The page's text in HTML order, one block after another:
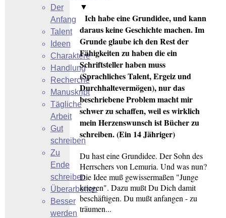
Der
Anfang
Talent
Ideen
Charaktere
Handlung
Recherche
Manuskript
Tägliche
Arbeit
Gut
schreiben
Zu
Ende
schreiben
Überarbeiten
Besser
werden
▼
Ich habe eine Grundidee, und kann
daraus keine Geschichte machen. Im
Grunde glaube ich den Rest der
Fähigkeiten zu haben die ein
Schriftsteller haben muss
(Sprachliches Talent, Ergeiz und
Durchhaltevermögen), nur das
beschriebene Problem macht mir
schwer zu schaffen, weil es wirklich
mein Herzenswunsch ist Bücher zu
schreiben. (Ein 14 Jähriger)
Du hast eine Grundidee. Der Sohn des
Herrschers von Lemuria. Und was nun?
Die Idee muß gewissermaßen "Junge
kriegen". Dazu mußt Du Dich damit
beschäftigen. Du mußt anfangen - zu
träumen...